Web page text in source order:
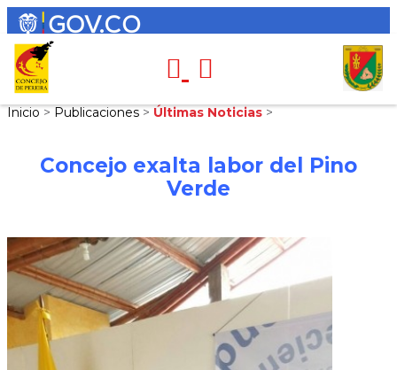
Inicio > Publicaciones > Últimas Noticias >
Concejo exalta labor del Pino
Verde